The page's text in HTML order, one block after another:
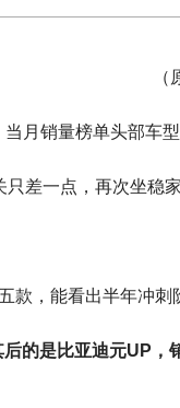
月销量榜单头部车型
只差一点，再次坐稳
，能看出半年冲刺
的是比亚迪元UP，